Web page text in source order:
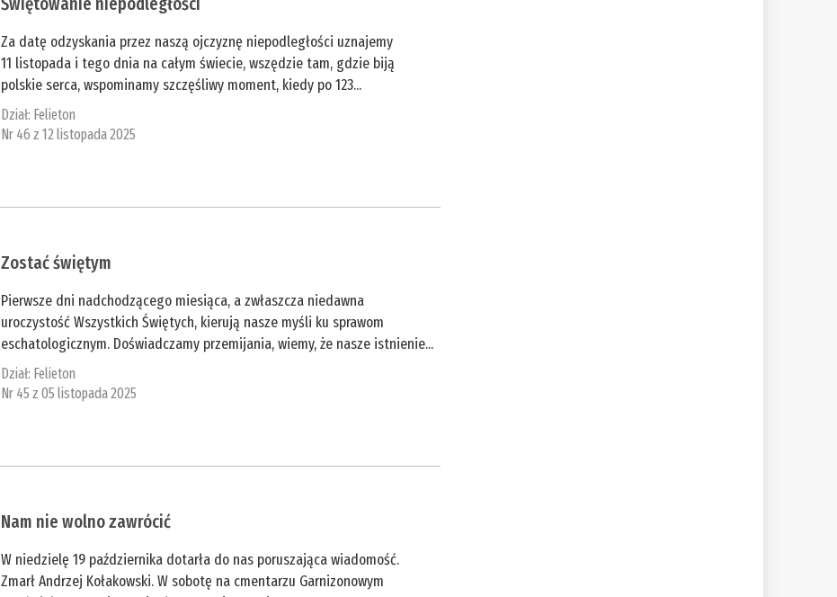
Za datę odzyskania przez naszą ojczyznę niepodległości uznajemy
11 listopada i tego dnia na całym świecie, wszędzie tam, gdzie biją
polskie serca, wspominamy szczęśliwy moment, kiedy po 123...
Dział: Felieton
Nr 46 z 12 listopada 2025
Zostać świętym
Pierwsze dni nadchodzącego miesiąca, a zwłaszcza niedawna
uroczystość Wszystkich Świętych, kierują nasze myśli ku sprawom
eschatologicznym. Doświadczamy przemijania, wiemy, że nasze istnienie...
Dział: Felieton
Nr 45 z 05 listopada 2025
Nam nie wolno zawrócić
W niedzielę 19 października dotarła do nas poruszająca wiadomość.
Zmarł Andrzej Kołakowski. W sobotę na cmentarzu Garnizonowym